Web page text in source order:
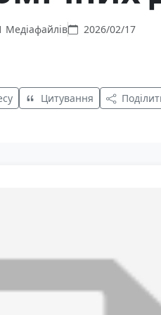
Медіафайлів 2026/02/17
Цитування